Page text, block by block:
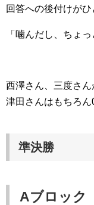
回答への後付けがひ
「噛んだし、ちょ
西澤さん、三度さん
津田さんはもちろん
準決勝
Aブロック